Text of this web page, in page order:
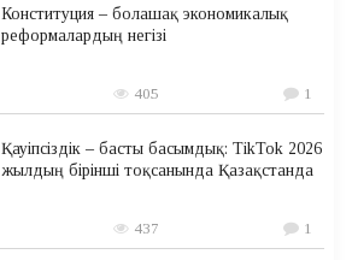
Конституция – болашақ экономикалық
реформалардың негізі
405 1
Қауіпсіздік – басты басымдық: TikTok 2026
жылдың бірінші тоқсанында Қазақстанда
437 1